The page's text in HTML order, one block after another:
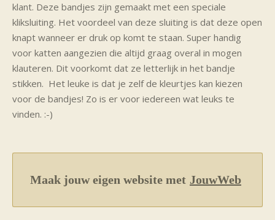
klant. Deze bandjes zijn gemaakt met een speciale
kliksluiting. Het voordeel van deze sluiting is dat deze open
knapt wanneer er druk op komt te staan. Super handig
voor katten aangezien die altijd graag overal in mogen
klauteren. Dit voorkomt dat ze letterlijk in het bandje
stikken. Het leuke is dat je zelf de kleurtjes kan kiezen
voor de bandjes! Zo is er voor iedereen wat leuks te
vinden. :-)
Maak jouw eigen website met JouwWeb